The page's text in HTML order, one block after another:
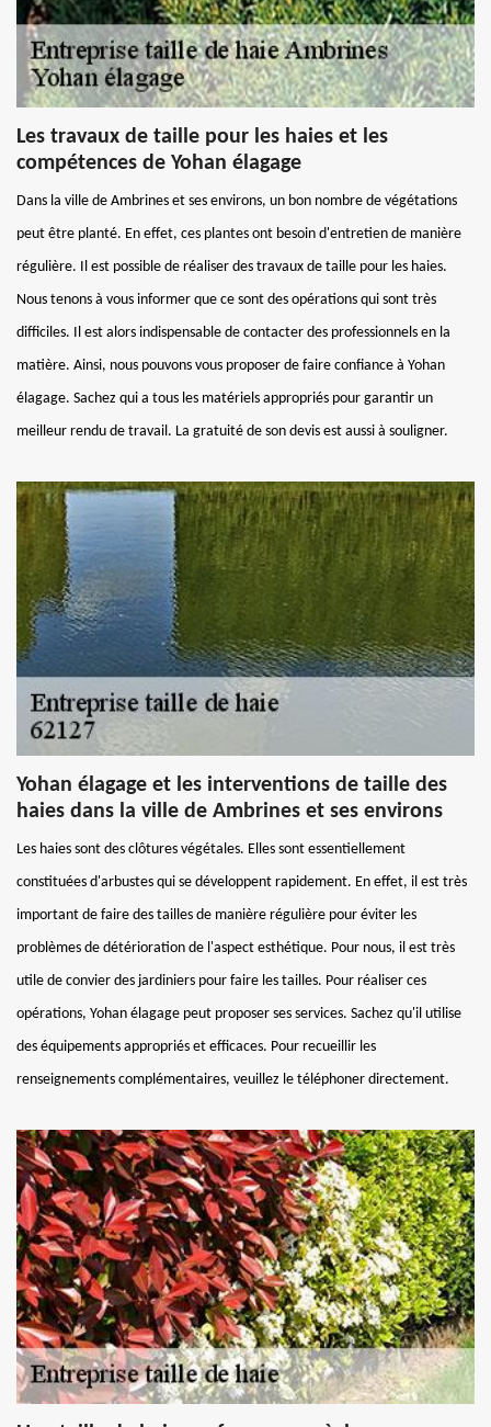
Les travaux de taille pour les haies et les
compétences de Yohan élagage
Dans la ville de Ambrines et ses environs, un bon nombre de végétations
peut être planté. En effet, ces plantes ont besoin d'entretien de manière
régulière. Il est possible de réaliser des travaux de taille pour les haies.
Nous tenons à vous informer que ce sont des opérations qui sont très
difficiles. Il est alors indispensable de contacter des professionnels en la
matière. Ainsi, nous pouvons vous proposer de faire confiance à Yohan
élagage. Sachez qui a tous les matériels appropriés pour garantir un
meilleur rendu de travail. La gratuité de son devis est aussi à souligner.
Yohan élagage et les interventions de taille des
haies dans la ville de Ambrines et ses environs
Les haies sont des clôtures végétales. Elles sont essentiellement
constituées d'arbustes qui se développent rapidement. En effet, il est très
important de faire des tailles de manière régulière pour éviter les
problèmes de détérioration de l'aspect esthétique. Pour nous, il est très
utile de convier des jardiniers pour faire les tailles. Pour réaliser ces
opérations, Yohan élagage peut proposer ses services. Sachez qu'il utilise
des équipements appropriés et efficaces. Pour recueillir les
renseignements complémentaires, veuillez le téléphoner directement.